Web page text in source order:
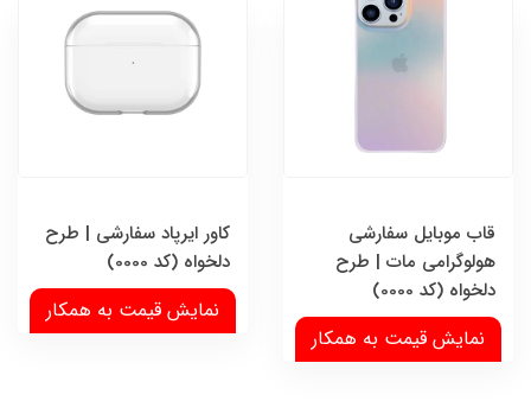
قاب موبایل سفارشی
هولوگرامی مات | طرح
دلخواه (کد 0000)
نمایش قیمت به همکار
کاور ایرپاد سفارشی | طرح
دلخواه (کد 0000)
نمایش قیمت به همکار